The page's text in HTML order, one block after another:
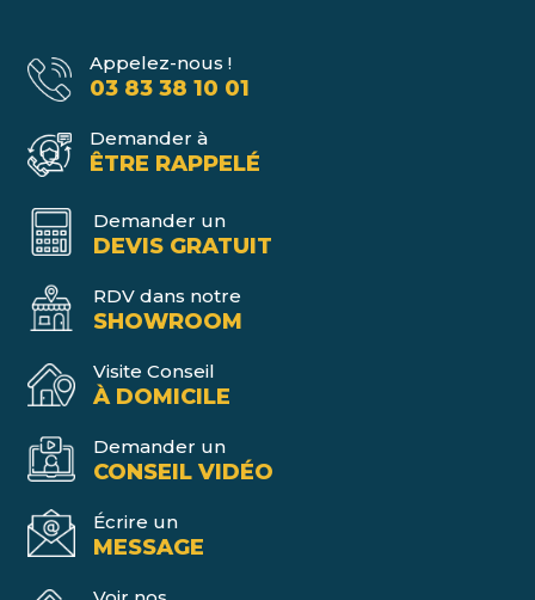
Appelez-nous !
03 83 38 10 01
Demander à
ÊTRE RAPPELÉ
Demander un
DEVIS GRATUIT
RDV dans notre
SHOWROOM
Visite Conseil
À DOMICILE
Demander un
CONSEIL VIDÉO
Écrire un
MESSAGE